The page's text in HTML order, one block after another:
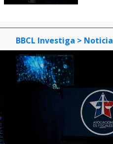
BBCL Investiga > Noticia